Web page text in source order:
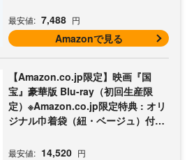
最安値: 7,488 円
Amazonで見る
【Amazon.co.jp限定】映画『国
宝』豪華版 Blu-ray（初回生産限
定）※Amazon.co.jp限定特典 : オリ
ジナル巾着袋（紐・ベージュ）付き
最安値: 14,520 円